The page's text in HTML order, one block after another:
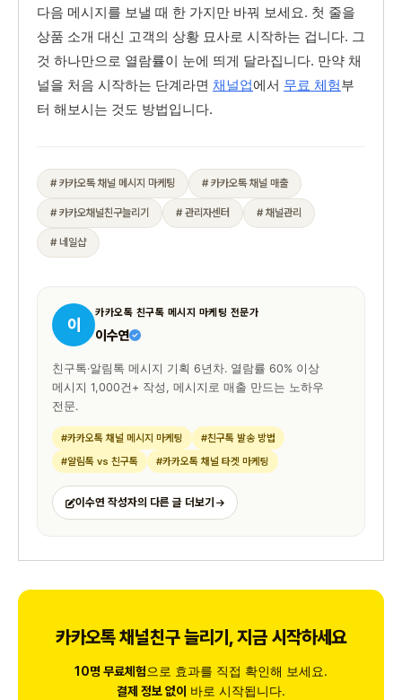
다음 메시지를 보낼 때 한 가지만 바꿔 보세요. 첫 줄을
상품 소개 대신 고객의 상황 묘사로 시작하는 겁니다. 그
것 하나만으로 열람률이 눈에 띄게 달라집니다. 만약 채
널을 처음 시작하는 단계라면 채널업에서 무료 체험부
터 해보시는 것도 방법입니다.
# 카카오톡 채널 메시지 마케팅 # 카카오톡 채널 매출
# 카카오채널친구늘리기 # 관리자센터 # 채널관리
# 네일샵
이
카카오톡 친구톡 메시지 마케팅 전문가
이수연
친구톡·알림톡 메시지 기획 6년차. 열람률 60% 이상
메시지 1,000건+ 작성, 메시지로 매출 만드는 노하우
전문.
#카카오톡 채널 메시지 마케팅
#친구톡 발송 방법
#알림톡 vs 친구톡
#카카오톡 채널 타겟 마케팅
이수연 작성자의 다른 글 더보기
카카오톡 채널친구 늘리기, 지금 시작하세요
10명 무료체험으로 효과를 직접 확인해 보세요.
결제 정보 없이 바로 시작됩니다.